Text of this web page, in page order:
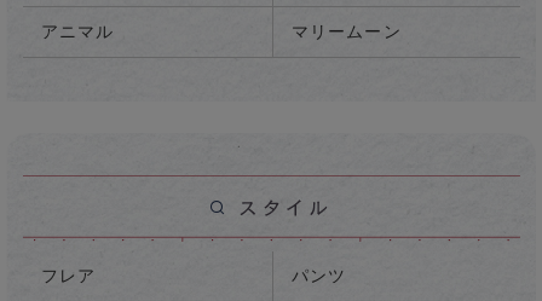
アニマル マリームーン
フレア パンツ